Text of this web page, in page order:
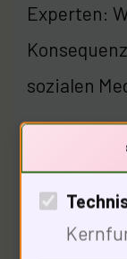
Experten:
sozialen